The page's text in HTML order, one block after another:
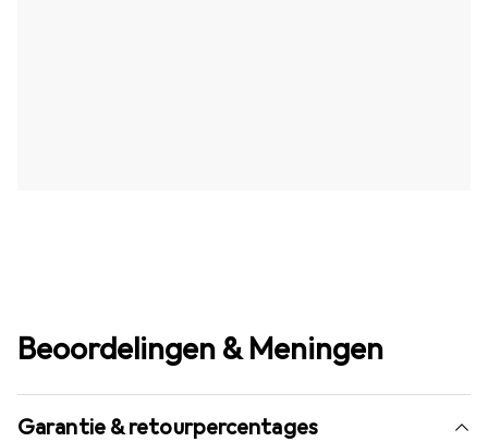
Beoordelingen & Meningen
Garantie & retourpercentages